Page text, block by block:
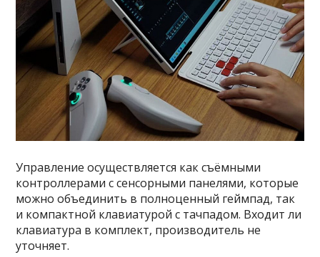
Управление осуществляется как съёмными
контроллерами с сенсорными панелями, которые
можно объединить в полноценный геймпад, так
и компактной клавиатурой с тачпадом. Входит ли
клавиатура в комплект, производитель не
уточняет.